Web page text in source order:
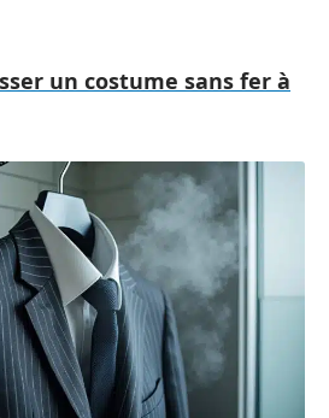
un costume sans fer à